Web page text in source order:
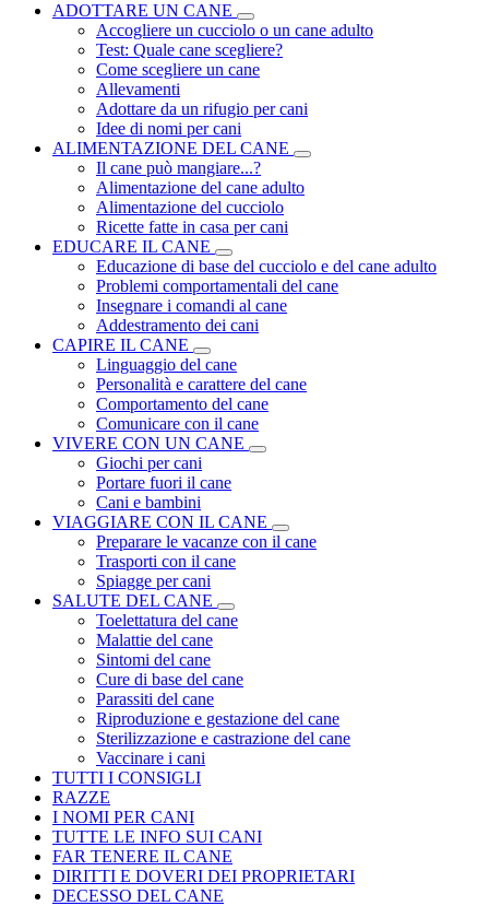
ADOTTARE UN CANE
Accogliere un cucciolo o un cane adulto
Test: Quale cane scegliere?
Come scegliere un cane
Allevamenti
Adottare da un rifugio per cani
Idee di nomi per cani
ALIMENTAZIONE DEL CANE
Il cane può mangiare...?
Alimentazione del cane adulto
Alimentazione del cucciolo
Ricette fatte in casa per cani
EDUCARE IL CANE
Educazione di base del cucciolo e del cane adulto
Problemi comportamentali del cane
Insegnare i comandi al cane
Addestramento dei cani
CAPIRE IL CANE
Linguaggio del cane
Personalità e carattere del cane
Comportamento del cane
Comunicare con il cane
VIVERE CON UN CANE
Giochi per cani
Portare fuori il cane
Cani e bambini
VIAGGIARE CON IL CANE
Preparare le vacanze con il cane
Trasporti con il cane
Spiagge per cani
SALUTE DEL CANE
Toelettatura del cane
Malattie del cane
Sintomi del cane
Cure di base del cane
Parassiti del cane
Riproduzione e gestazione del cane
Sterilizzazione e castrazione del cane
Vaccinare i cani
TUTTI I CONSIGLI
RAZZE
I NOMI PER CANI
TUTTE LE INFO SUI CANI
FAR TENERE IL CANE
DIRITTI E DOVERI DEI PROPRIETARI
DECESSO DEL CANE